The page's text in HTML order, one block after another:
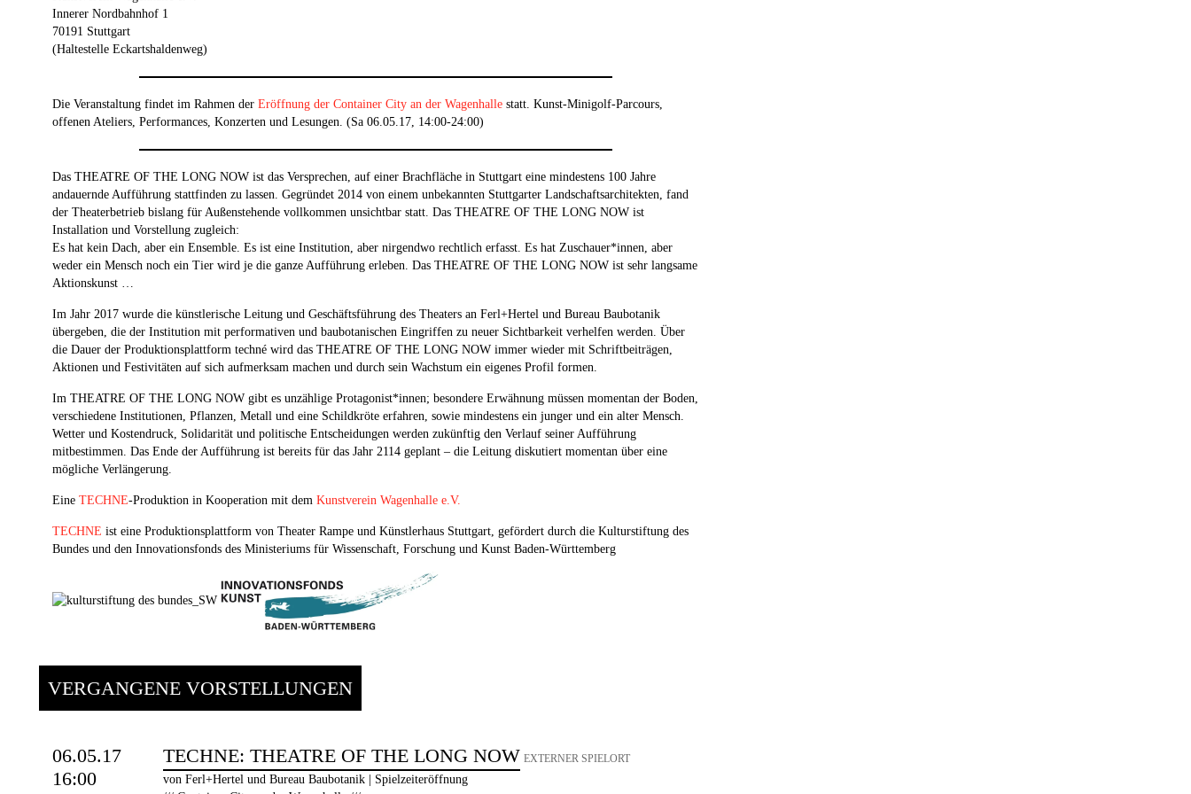
Innerer Nordbahnhof 1
70191 Stuttgart
(Haltestelle Eckartshaldenweg)
Die Veranstaltung findet im Rahmen der Eröffnung der Container City an der Wagenhalle statt. Kunst-Minigolf-Parcours,
offenen Ateliers, Performances, Konzerten und Lesungen. (Sa 06.05.17, 14:00-24:00)
Das THEATRE OF THE LONG NOW ist das Versprechen, auf einer Brachfläche in Stuttgart eine mindestens 100 Jahre
andauernde Aufführung stattfinden zu lassen. Gegründet 2014 von einem unbekannten Stuttgarter Landschaftsarchitekten, fand
der Theaterbetrieb bislang für Außenstehende vollkommen unsichtbar statt. Das THEATRE OF THE LONG NOW ist
Installation und Vorstellung zugleich:
Es hat kein Dach, aber ein Ensemble. Es ist eine Institution, aber nirgendwo rechtlich erfasst. Es hat Zuschauer*innen, aber
weder ein Mensch noch ein Tier wird je die ganze Aufführung erleben. Das THEATRE OF THE LONG NOW ist sehr langsame
Aktionskunst …
Im Jahr 2017 wurde die künstlerische Leitung und Geschäftsführung des Theaters an Ferl+Hertel und Bureau Baubotanik
übergeben, die der Institution mit performativen und baubotanischen Eingriffen zu neuer Sichtbarkeit verhelfen werden. Über
die Dauer der Produktionsplattform techné wird das THEATRE OF THE LONG NOW immer wieder mit Schriftbeiträgen,
Aktionen und Festivitäten auf sich aufmerksam machen und durch sein Wachstum ein eigenes Profil formen.
Im THEATRE OF THE LONG NOW gibt es unzählige Protagonist*innen; besondere Erwähnung müssen momentan der Boden,
verschiedene Institutionen, Pflanzen, Metall und eine Schildkröte erfahren, sowie mindestens ein junger und ein alter Mensch.
Wetter und Kostendruck, Solidarität und politische Entscheidungen werden zukünftig den Verlauf seiner Aufführung
mitbestimmen. Das Ende der Aufführung ist bereits für das Jahr 2114 geplant – die Leitung diskutiert momentan über eine
mögliche Verlängerung.
Eine TECHNE-Produktion in Kooperation mit dem Kunstverein Wagenhalle e.V.
TECHNE ist eine Produktionsplattform von Theater Rampe und Künstlerhaus Stuttgart, gefördert durch die Kulturstiftung des
Bundes und den Innovationsfonds des Ministeriums für Wissenschaft, Forschung und Kunst Baden-Württemberg
VERGANGENE VORSTELLUNGEN
06.05.17
16:00
TECHNE: THEATRE OF THE LONG NOW EXTERNER SPIELORT
von Ferl+Hertel und Bureau Baubotanik | Spielzeiteröffnung